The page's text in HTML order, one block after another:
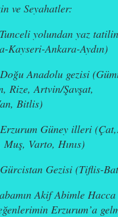
ve Seyahatler:
yolundan yaz
Kayseri-Ankara-Aydın)
Anadolu gezisi
Rize, Artvin/Şavşat,
Bitlis)
Güney illeri
Varto, Hınıs)
Gezisi (Tiflis-
Akif Abimle
Erzurum’a